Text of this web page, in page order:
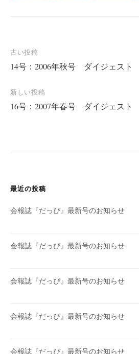
投
稿
ナ
ビ
古い投稿
14号：2006年秋号 ダイジェスト
新しい投稿
16号：2007年春号 ダイジェスト
最近の投稿
会報誌『だっぴ』最新号のお知らせ
会報誌『だっぴ』最新号のお知らせ
会報誌『だっぴ』最新号のお知らせ
会報誌『だっぴ』最新号のお知らせ
会報誌『だっぴ』最新号のお知らせ